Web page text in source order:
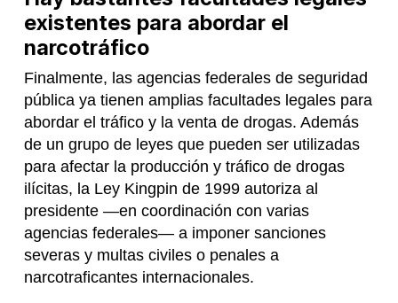
existentes para abordar el
narcotráfico
Finalmente, las agencias federales de seguridad
pública ya tienen amplias facultades legales para
abordar el tráfico y la venta de drogas. Además
de un grupo de leyes que pueden ser utilizadas
para afectar la producción y tráfico de drogas
ilícitas, la Ley Kingpin de 1999 autoriza al
presidente —en coordinación con varias
agencias federales— a imponer sanciones
severas y multas civiles o penales a
narcotraficantes internacionales.